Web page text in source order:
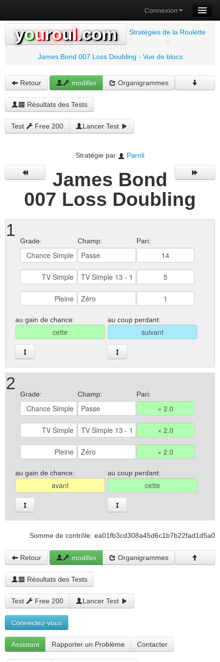
Connexion
youroul.com
Stratégies de la Roulette
>
James Bond 007 Loss Doubling - Vue de blocs
Retour modifier Organigrammes
Résultats des Tests
Test Free 200 Lancer Test
Stratégie par Paroli
James Bond
007 Loss Doubling
1
Grade: Champ: Pari:
au gain de chance: au coup perdant:
2
Grade: Champ: Pari:
au gain de chance: au coup perdant:
Somme de contrôle: ea01fb3cd308a45d6c1b7b22fad1d5a0
Retour modifier Organigrammes
Résultats des Tests
Test Free 200 Lancer Test
Connectez-vous
Assistant Rapporter un Problème Contacter